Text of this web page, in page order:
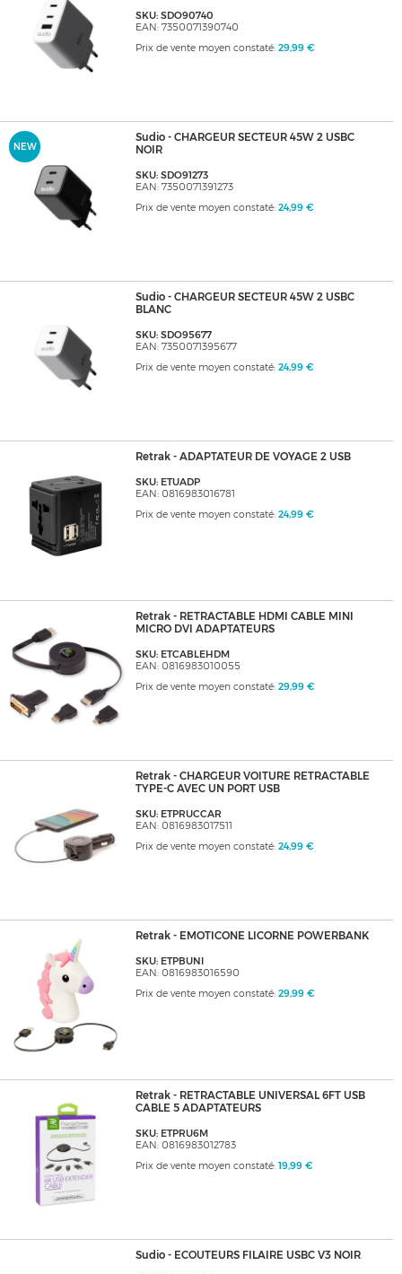
SKU: SDO90740
EAN: 7350071390740
Prix de vente moyen constaté: 29,99 €
NEW
Sudio - CHARGEUR SECTEUR 45W 2 USBC
NOIR
SKU: SDO91273
EAN: 7350071391273
Prix de vente moyen constaté: 24,99 €
Sudio - CHARGEUR SECTEUR 45W 2 USBC
BLANC
SKU: SDO95677
EAN: 7350071395677
Prix de vente moyen constaté: 24,99 €
Retrak - ADAPTATEUR DE VOYAGE 2 USB
SKU: ETUADP
EAN: 0816983016781
Prix de vente moyen constaté: 24,99 €
Retrak - RETRACTABLE HDMI CABLE MINI
MICRO DVI ADAPTATEURS
SKU: ETCABLEHDM
EAN: 0816983010055
Prix de vente moyen constaté: 29,99 €
Retrak - CHARGEUR VOITURE RETRACTABLE
TYPE-C AVEC UN PORT USB
SKU: ETPRUCCAR
EAN: 0816983017511
Prix de vente moyen constaté: 24,99 €
Retrak - EMOTICONE LICORNE POWERBANK
SKU: ETPBUNI
EAN: 0816983016590
Prix de vente moyen constaté: 29,99 €
Retrak - RETRACTABLE UNIVERSAL 6FT USB
CABLE 5 ADAPTATEURS
SKU: ETPRU6M
EAN: 0816983012783
Prix de vente moyen constaté: 19,99 €
Sudio - ECOUTEURS FILAIRE USBC V3 NOIR